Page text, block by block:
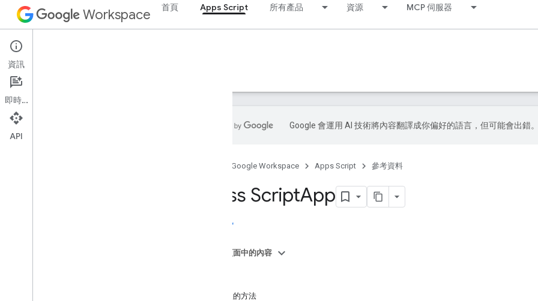
Workspace 首頁 Apps Script 所有產品 資源 MCP 伺服器
Apps Script
總覽
Google 會運用 AI 技術將內容翻譯成你偏好的語言，但可能會出錯
Google Workspace Apps Script 參考資料
Class ScriptApp
版本資訊
這個頁面中的內容
已淘汰的方法
資訊
即時通訊
API